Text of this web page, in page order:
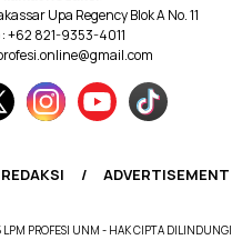
Upa Regency Blok A No. 11
: +62 821-9353-4011
ADVERTISEMENT
PROFESI UNM - HAK CIPTA DILINDUNGI